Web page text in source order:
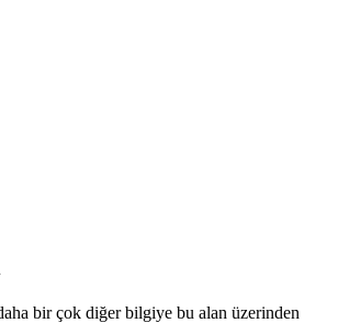
bir çok diğer bilgiye bu alan üzerinden